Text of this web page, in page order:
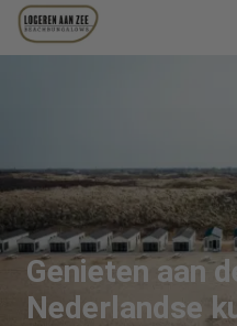
Inloggen
Genieten aan
Nederlandse